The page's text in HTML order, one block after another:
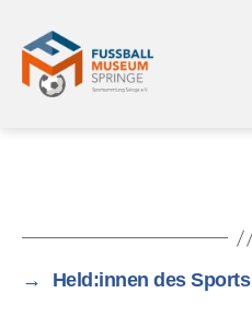
→ Held:innen des Sports